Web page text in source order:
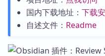
国内下载地址： 下载
自述文件： Readme